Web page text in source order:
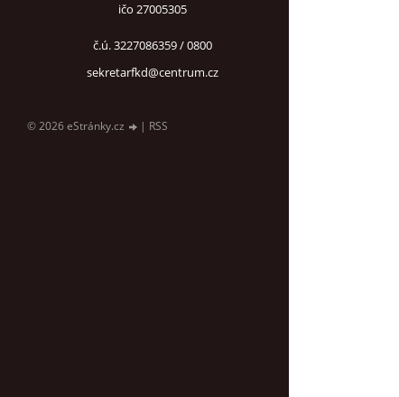
ičo 27005305
č.ú. 3227086359 / 0800
sekretarfkd@centrum.cz
© 2026 eStránky.cz | RSS